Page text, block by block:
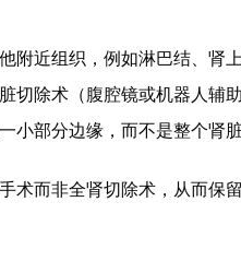
近组织，例如淋巴结、肾上
除术（腹腔镜或机器人辅
小部分边缘，而不是整个肾
术而非全肾切除术，从而保